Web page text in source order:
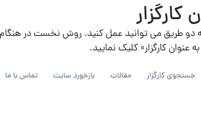
کارگزار
دو طریق می توانید عمل کنید. روش نخست در هنگام
کارگزار» کلیک نمایید.